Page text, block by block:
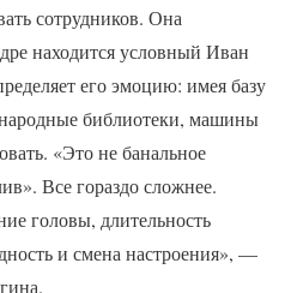
сотрудников. Она
находится условный Иван
его эмоцию: имея базу
библиотеки, машины
«Это не банальное
Все гораздо сложнее.
головы, длительность
и смена настроения», —